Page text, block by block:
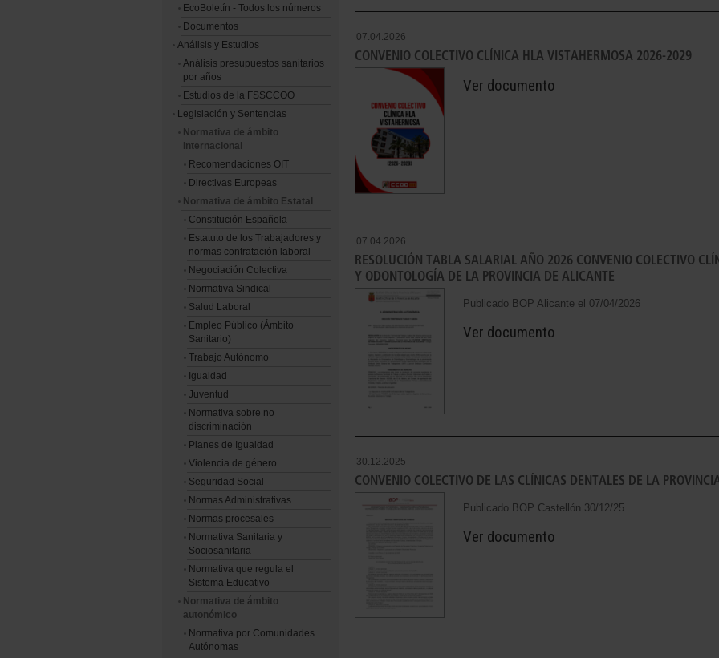
EcoBoletín - Todos los números
Documentos
Análisis y Estudios
Análisis presupuestos sanitarios
por años
Estudios de la FSSCCOO
Legislación y Sentencias
Normativa de ámbito
Internacional
Recomendaciones OIT
Directivas Europeas
Normativa de ámbito Estatal
Constitución Española
Estatuto de los Trabajadores y
normas contratación laboral
Negociación Colectiva
Normativa Sindical
Salud Laboral
Empleo Público (Ámbito
Sanitario)
Trabajo Autónomo
Igualdad
Juventud
Normativa sobre no
discriminación
Planes de Igualdad
Violencia de género
Seguridad Social
Normas Administrativas
Normas procesales
Normativa Sanitaria y
Sociosanitaria
Normativa que regula el
Sistema Educativo
Normativa de ámbito
autonómico
Normativa por Comunidades
Autónomas
07.04.2026
CONVENIO COLECTIVO CLÍNICA HLA VISTAHERMOSA 2026-2029
Ver documento
07.04.2026
RESOLUCIÓN TABLA SALARIAL AÑO 2026 CONVENIO COLECTIVO
Y ODONTOLOGÍA DE LA PROVINCIA DE ALICANTE
Publicado BOP Alicante el 07/04/2026
Ver documento
30.12.2025
CONVENIO COLECTIVO DE LAS CLÍNICAS DENTALES DE LA
Publicado BOP Castellón 30/12/25
Ver documento